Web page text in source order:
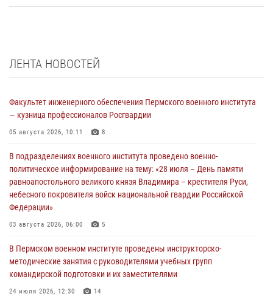
ЛЕНТА НОВОСТЕЙ
Факультет инженерного обеспечения Пермского военного института
— кузница профессионалов Росгвардии
05 августа 2026, 10:11 8
В подразделениях военного института проведено военно-
политическое информирование на тему: «28 июля – День памяти
равноапостольного великого князя Владимира – крестителя Руси,
небесного покровителя войск национальной гвардии Российской
Федерации»
03 августа 2026, 06:00 5
В Пермском военном институте проведены инструкторско-
методические занятия с руководителями учебных групп
командирской подготовки и их заместителями
24 июля 2026, 12:30 14